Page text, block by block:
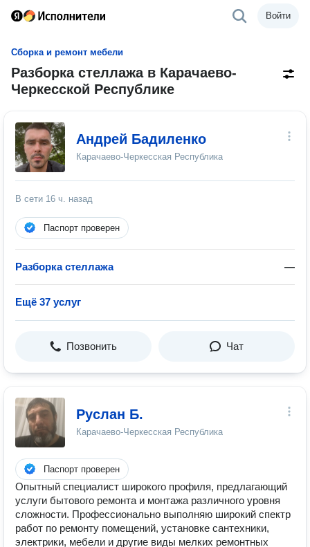
Войти
Сборка и ремонт мебели
Разборка стеллажа в Карачаево-
Черкесской Республике
Андрей Бадиленко
Карачаево-Черкесская Республика
В сети 16 ч. назад
Паспорт проверен
Разборка стеллажа —
Ещё 37 услуг
Позвонить Чат
Руслан Б.
Карачаево-Черкесская Республика
Паспорт проверен
Опытный специалист широкого профиля, предлагающий
услуги бытового ремонта и монтажа различного уровня
сложности. Профессионально выполняю широкий спектр
работ по ремонту помещений, установке сантехники,
электрики, мебели и другие виды мелких ремонтных